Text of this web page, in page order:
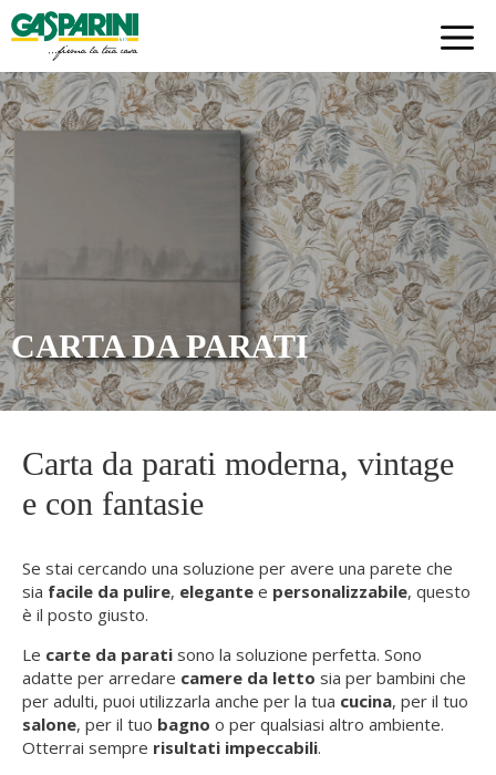
Skip
to
content
CARTA DA PARATI
Carta da parati moderna, vintage
e con fantasie
Se stai cercando una soluzione per avere una parete che
sia facile da pulire, elegante e personalizzabile, questo
è il posto giusto.
Le carte da parati sono la soluzione perfetta. Sono
adatte per arredare camere da letto sia per bambini che
per adulti, puoi utilizzarla anche per la tua cucina, per il tuo
salone, per il tuo bagno o per qualsiasi altro ambiente.
Otterrai sempre risultati impeccabili.